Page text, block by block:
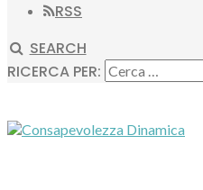
RSS
SEARCH
RICERCA PER: